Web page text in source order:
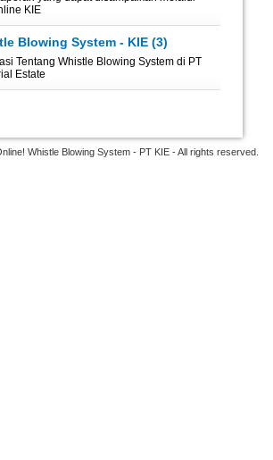
KIE
Blowing System - KIE (3)
Tentang Whistle Blowing System di PT
Estate
Whistle Blowing System - PT KIE - All rights reserved.